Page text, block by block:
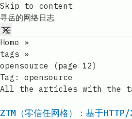
Skip to content
寻岳的网络日志
Home
»
tags »
opensource (page 12)
Tag: opensource
All the articles with the
ZTM（零信任网格）：基于